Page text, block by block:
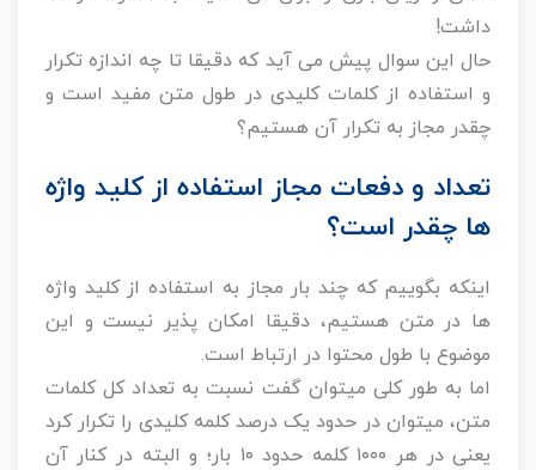
داشت!
حال این سوال پیش می آید که دقیقا تا چه اندازه تکرار
و استفاده از کلمات کلیدی در طول متن مفید است و
چقدر مجاز به تکرار آن هستیم؟
تعداد و دفعات مجاز استفاده از کلید واژه
ها چقدر است؟
اینکه بگوییم که چند بار مجاز به استفاده از کلید واژه
ها در متن هستیم، دقیقا امکان پذیر نیست و این
موضوع با طول محتوا در ارتباط است.
اما به طور کلی میتوان گفت نسبت به تعداد کل کلمات
متن، میتوان در حدود یک درصد کلمه کلیدی را تکرار کرد
یعنی در هر ۱۰۰۰ کلمه حدود ۱۰ بار؛ و البته در کنار آن